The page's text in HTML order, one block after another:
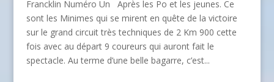
Francklin Numéro Un Après les Po et les jeunes. Ce
sont les Minimes qui se mirent en quête de la victoire
sur le grand circuit très techniques de 2 Km 900 cette
fois avec au départ 9 coureurs qui auront fait le
spectacle. Au terme d’une belle bagarre, c’est...